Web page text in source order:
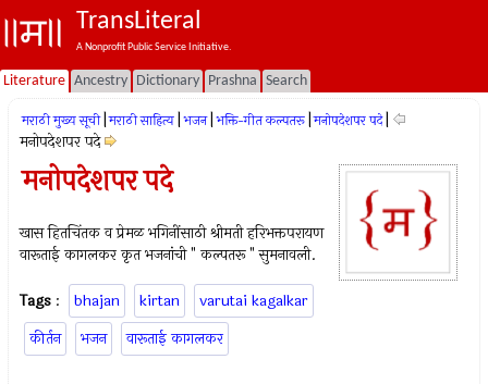
TransLiteral
A Nonprofit Public Service Initiative.
Literature Ancestry Dictionary Prashna Search
मराठी मुख्य सूची मराठी साहित्य भजन भक्ति-गीत कल्पतरू मनोपदेशपर पदे
मनोपदेशपर पदे
मनोपदेशपर पदे
खास हितचिंतक व प्रेमळ भगिनींसाठी श्रीमती हरिभक्तपरायण
वारूताई कागलकर कृत भजनांची " कल्पतरू " सुमनावली.
Tags : bhajan kirtan
varutai kagalkar
कीर्तन
भजन वारूताई कागलकर